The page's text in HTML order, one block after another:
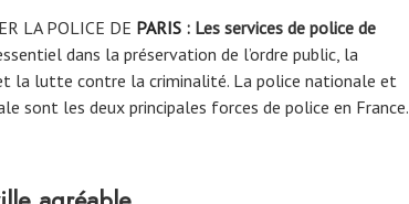
LA POLICE DE PARIS : Les services de police de
dans la préservation de l’ordre public, la
la lutte contre la criminalité. La police nationale et
sont les deux principales forces de police en France.